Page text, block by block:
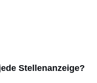
Stellenanzeige?